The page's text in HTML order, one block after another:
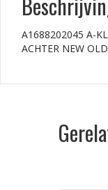
A1688202045 A-
ACHTER NEW